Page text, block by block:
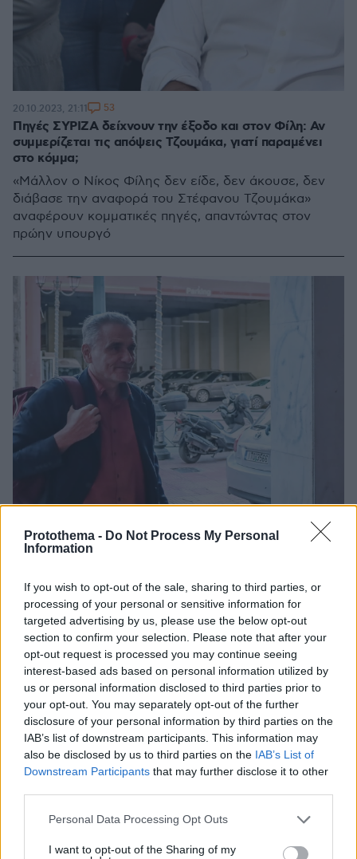
Protothema - Do Not Process My Personal
Information
If you wish to opt-out of the sale, sharing to third parties, or
processing of your personal or sensitive information for
targeted advertising by us, please use the below opt-out
section to confirm your selection. Please note that after your
opt-out request is processed you may continue seeing
interest-based ads based on personal information utilized by
us or personal information disclosed to third parties prior to
your opt-out. You may separately opt-out of the further
disclosure of your personal information by third parties on the
IAB’s list of downstream participants. This information may
also be disclosed by us to third parties on the IAB’s List of
Downstream Participants that may further disclose it to other
Please note that this website/app uses one or more Google
not limited to your visit or usage behaviour. You may click to
Personal Data Processing Opt Outs
I want to opt-out of the Sharing of my
Πηγές ΣΥΡΙΖΑ δείχνουν την έξοδο και στον Φίλη: Αν
συμμερίζεται τις απόψεις Τζουμάκα, γιατί παραμένει
στο κόμμα;
«Μάλλον ο Νίκος Φίλης δεν είδε, δεν άκουσε, δεν
διάβασε την αναφορά του Στέφανου Τζουμάκα»
αναφέρουν κομματικές πηγές, απαντώντας στον
πρώην υπουργό
20.10.2023, 21:11 53
Τσακαλώτος για διαγραφή Τζουμάκα: Και θέτει εαυτόν
εκτός κόμματος και παραπέμπεται στην επιτροπή
δεοντολογίας, δεν γίνεται
Ανάρτηση με αιχμές από τον βουλευτή του κόμματος
με αφορμή την διαγραφή Τζουμάκα
20.10.2023, 20:57 14